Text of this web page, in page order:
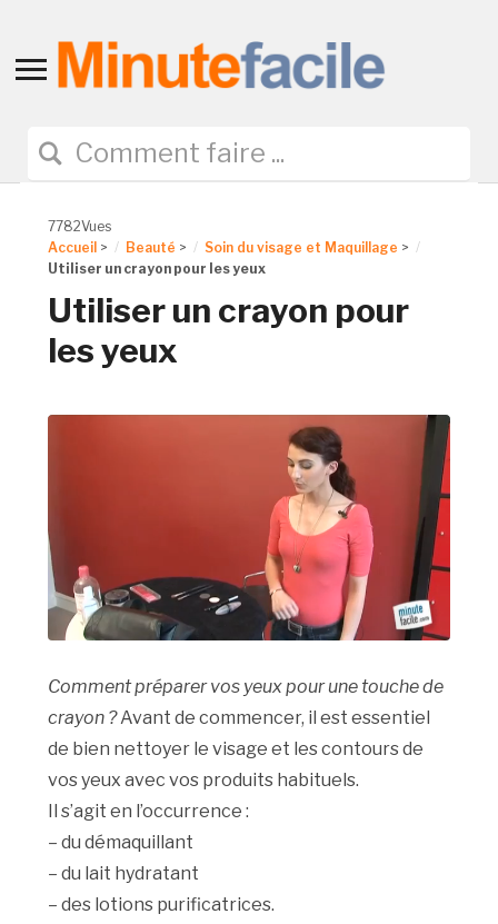
Toggle
navigation
7782Vues
Accueil > Beauté > Soin du visage et Maquillage >
Utiliser un crayon pour les yeux
Utiliser un crayon pour
les yeux
Comment préparer vos yeux pour une touche de
crayon ?Avant de commencer, il est essentiel
de bien nettoyer le visage et les contours de
vos yeux avec vos produits habituels.
Il s’agit en l’occurrence :
– du démaquillant
– du lait hydratant
– des lotions purificatrices.